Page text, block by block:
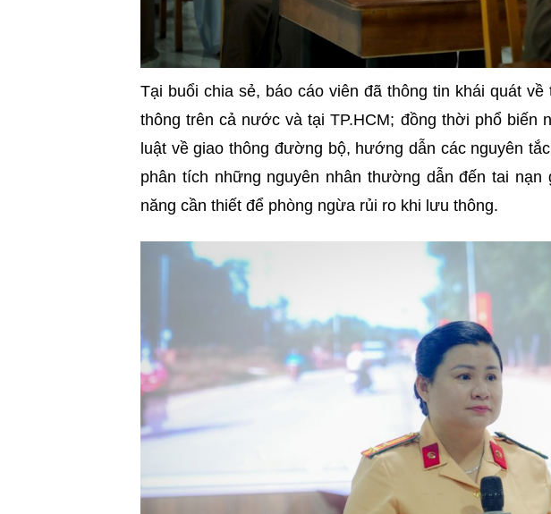
Tại buổi chia sẻ, báo cáo viên đã thông tin khái quát
thông trên cả nước và tại TP.HCM; đồng thời phổ biến
luật về giao thông đường bộ, hướng dẫn các nguyên
phân tích những nguyên nhân thường dẫn đến tai nạn
năng cần thiết để phòng ngừa rủi ro khi lưu thông.